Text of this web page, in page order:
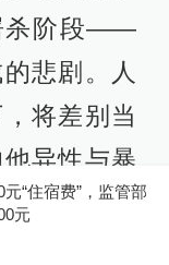
杀阶段——
悲剧。人
将差别当
异性与暴
大屠杀在成
首先在思
“住宿费”，监管部
元